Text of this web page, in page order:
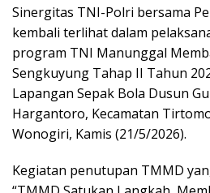
Sinergitas TNI-Polri bersama
kembali terlihat dalam
program TNI Manunggal
Sengkuyung Tahap II Tahun
Lapangan Sepak Bola Dusun
Hargantoro, Kecamatan
Wonogiri, Kamis (21/5/2026).
Kegiatan penutupan TMMD